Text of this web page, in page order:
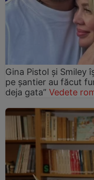
Gina Pistol și Smiley
pe șantier au făcut
deja gata” Vedete